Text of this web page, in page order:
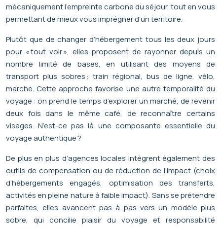
mécaniquement l’empreinte carbone du séjour, tout en vous
permettant de mieux vous imprégner d’un territoire.
Plutôt que de changer d’hébergement tous les deux jours
pour « tout voir », elles proposent de rayonner depuis un
nombre limité de bases, en utilisant des moyens de
transport plus sobres : train régional, bus de ligne, vélo,
marche. Cette approche favorise une autre temporalité du
voyage : on prend le temps d’explorer un marché, de revenir
deux fois dans le même café, de reconnaître certains
visages. N’est-ce pas là une composante essentielle du
voyage authentique ?
De plus en plus d’agences locales intègrent également des
outils de compensation ou de réduction de l’impact (choix
d’hébergements engagés, optimisation des transferts,
activités en pleine nature à faible impact). Sans se prétendre
parfaites, elles avancent pas à pas vers un modèle plus
sobre, qui concilie plaisir du voyage et responsabilité